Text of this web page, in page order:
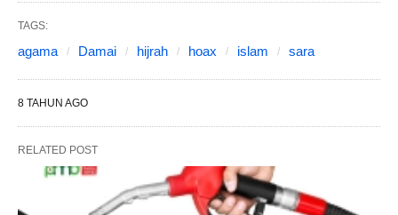
TAGS:
agama Damai hijrah hoax islam sara
8 TAHUN AGO
RELATED POST